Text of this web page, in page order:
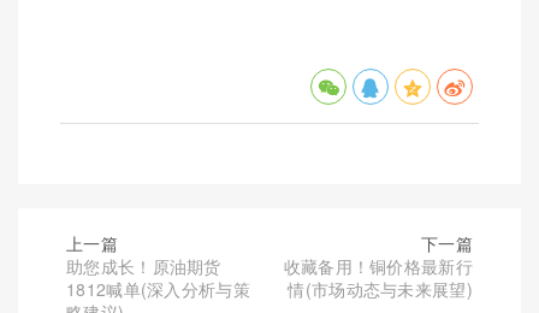
上一篇
助您成长！原油期货
1812喊单(深入分析与策
下一篇
收藏备用！铜价格最新行
情(市场动态与未来展望)